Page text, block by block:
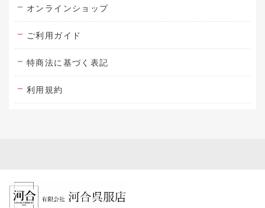
オンラインショップ
ご利用ガイド
特商法に基づく表記
利用規約